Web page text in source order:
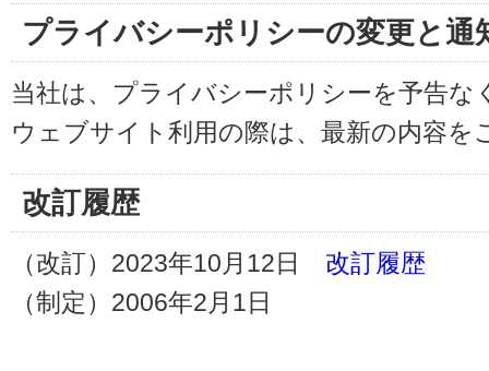
プライバシーポリシーの変更と通
当社は、プライバシーポリシーを予告
ウェブサイト利用の際は、最新の内容を
改訂履歴
（改訂）2023年10月12日 改訂履歴
（制定）2006年2月1日